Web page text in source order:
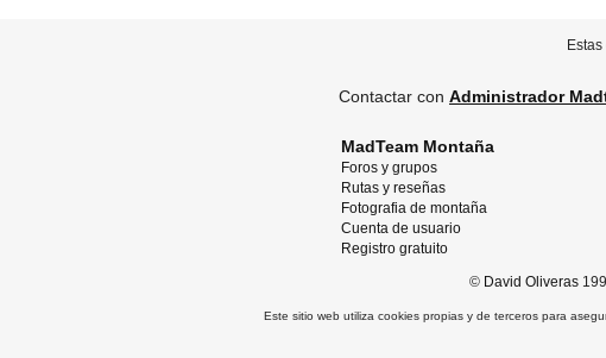
Contactar con Administrador
MadTeam Montaña
Foros y grupos
Rutas y reseñas
Fotografia de montaña
Cuenta de usuario
Registro gratuito
© David Oliveras
Este sitio web utiliza cookies propias y de terceros para